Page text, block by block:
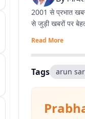
2001 से प्रभात
से जुड़ी खबरों पर
Read More
Tags arun